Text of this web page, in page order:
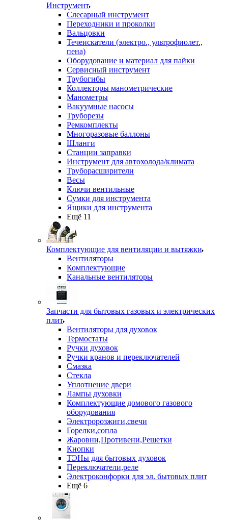
Инструмент
Слесарный инструмент
Переходники и проколки
Вальцовки
Течеискатели (электро., ультрофиолет.,
пена)
Оборудование и материал для пайки
Сервисный инструмент
Трубогибы
Коллекторы манометрические
Манометры
Вакуумные насосы
Труборезы
Ремкомплекты
Многоразовые баллоны
Шланги
Станции заправки
Инструмент для автохолода/климата
Труборасширители
Весы
Ключи вентильные
Сумки для инструмента
Ящики для инструмента
Ещё 11
Комплектующие для вентиляции и вытяжки
Вентиляторы
Комплектующие
Канальные вентиляторы
Запчасти для бытовых газовых и электрических
плит
Вентиляторы для духовок
Термостаты
Ручки духовок
Ручки кранов и переключателей
Смазка
Стекла
Уплотнение двери
Лампы духовки
Комплектующие домового газового
оборудования
Электророзжиги,свечи
Горелки,сопла
Жаровни,Противени,Решетки
Кнопки
ТЭНы для бытовых духовок
Переключатели,реле
Электроконфорки для эл. бытовых плит
Ещё 6